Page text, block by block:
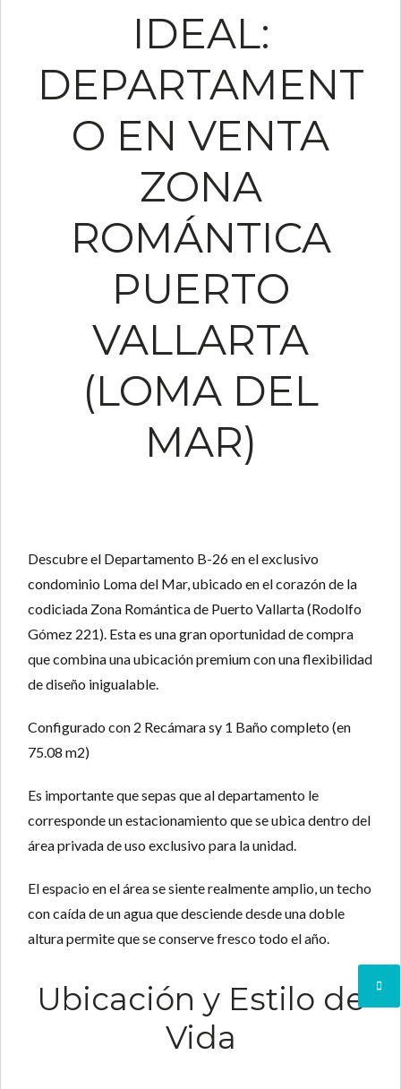
IDEAL:
DEPARTAMENT
O EN VENTA
ZONA
ROMÁNTICA
PUERTO
VALLARTA
(LOMA DEL
MAR)
Descubre el Departamento B-26en el exclusivo
condominio Loma del Mar, ubicado en el corazón de la
codiciada Zona Romántica de Puerto Vallarta(Rodolfo
Gómez 221). Esta es unagran oportunidad de compra
que combina unaubicación premiumcon unaflexibilidad
de diseño inigualable.
Configurado con 2 Recámarasy 1 Baño completo (en
75.08 m2)
Es importante que sepas que al departamento le
corresponde un estacionamiento que se ubica dentro del
área privada de uso exclusivo para la unidad.
El espacio en el área se siente realmente amplio, un techo
con caída de un agua que desciende desde una doble
altura permite que se conserve fresco todo el año.
Ubicación y Estilo de
Vida